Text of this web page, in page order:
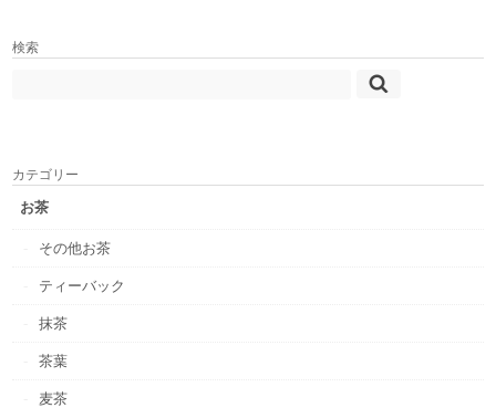
検索
カテゴリー
お茶
その他お茶
ティーバック
抹茶
茶葉
麦茶